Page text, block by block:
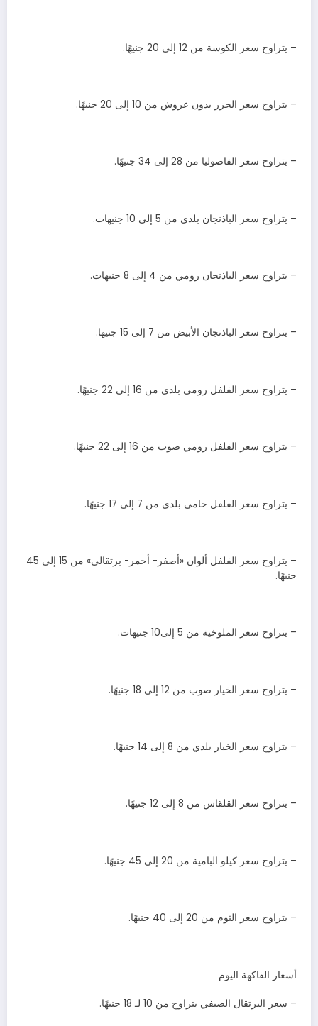
– يتراوح سعر الكوسة من 12 إلى 20 جنيهًا.
– يتراوح سعر الجزر بدون عروش من 10 إلى 20 جنيهًا.
– يتراوح سعر الفاصوليا من 28 إلى 34 جنيهًا.
– يتراوح سعر الباذنجان بلدي من 5 إلى 10 جنيهات.
– يتراوح سعر الباذنجان رومي من 4 إلى 8 جنيهات.
– يتراوح سعر الباذنجان الأبيض من 7 إلى 15 جنيها.
– يتراوح سعر الفلفل رومي بلدي من 16 إلى 22 جنيهًا.
– يتراوح سعر الفلفل رومي صوب من 16 إلى 22 جنيهًا.
– يتراوح سعر الفلفل حامي بلدي من 7 إلى 17 جنيهًا.
– يتراوح سعر الفلفل ألوان «أصفر- أحمر- برتقالي» من 15 إلى 45
جنيهًا.
– يتراوح سعر الملوخية من 5 إلى10 جنيهات.
– يتراوح سعر الخيار صوب من 12 إلى 18 جنيهًا.
– يتراوح سعر الخيار بلدي من 8 إلى 14 جنيهًا.
– يتراوح سعر القلقاس من 8 إلى 12 جنيهًا.
– يتراوح سعر كيلو البامية من 20 إلى 45 جنيهًا.
– يتراوح سعر الثوم من 20 إلى 40 جنيهًا.
أسعار الفاكهة اليوم
– سعر البرتقال الصيفي يتراوح من 10 لـ 18 جنيهًا.